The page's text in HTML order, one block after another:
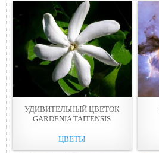
УДИВИТЕЛЬНЫЙ ЦВЕТОК
GARDENIA TAITENSIS
ЦВЕТЫ